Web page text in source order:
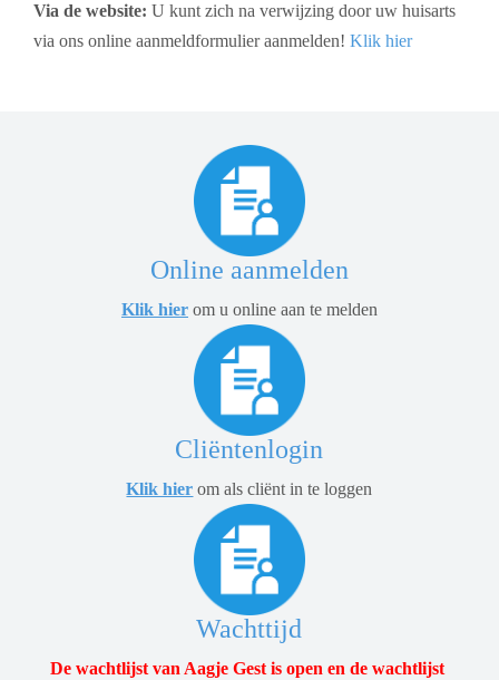
Via de website: U kunt zich na verwijzing door uw huisarts
via ons online aanmeldformulier aanmelden! Klik hier
Online aanmelden
Klik hierom u online aan te melden
Cliëntenlogin
Klik hier om als cliënt in te loggen
Wachttijd
De wachtlijst van Aagje Gest is open en de wachtlijst